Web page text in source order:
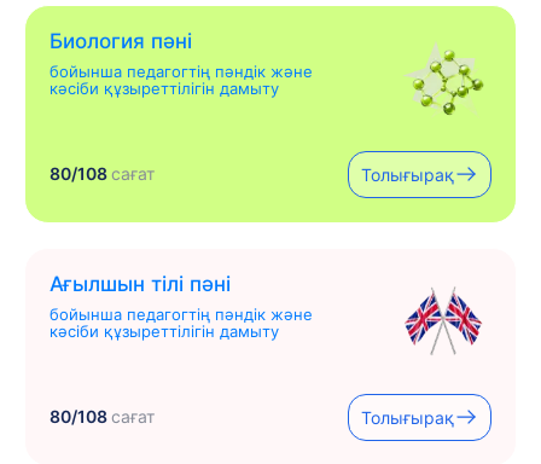
Биология пәні
бойынша педагогтің пәндік және
кәсіби құзыреттілігін дамыту
80/108сағат Толығырақ
Ағылшын тілі пәні
бойынша педагогтің пәндік және
кәсіби құзыреттілігін дамыту
80/108сағат Толығырақ